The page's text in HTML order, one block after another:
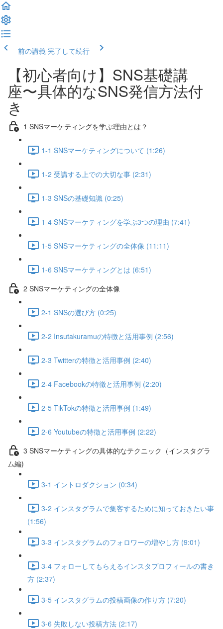
前の講義 完了して続行
【初心者向け】SNS基礎講
座〜具体的なSNS発信方法付
き
1 SNSマーケティングを学ぶ理由とは？
1-1 SNSマーケティングについて (1:26)
1-2 受講する上での大切な事 (2:31)
1-3 SNSの基礎知識 (0:25)
1-4 SNSマーケティングを学ぶ3つの理由 (7:41)
1-5 SNSマーケティングの全体像 (11:11)
1-6 SNSマーケティングとは (6:51)
2 SNSマーケティングの全体像
2-1 SNSの選び方 (0:25)
2-2 Insutakuramuの特徴と活用事例 (2:56)
2-3 Twitterの特徴と活用事例 (2:40)
2-4 Facebookの特徴と活用事例 (2:20)
2-5 TikTokの特徴と活用事例 (1:49)
2-6 Youtubeの特徴と活用事例 (2:22)
3 SNSマーケティングの具体的なテクニック（インスタグラ
ム編)
3-1 イントロダクション (0:34)
3-2 インスタグラムで集客するために知っておきたい事
(1:56)
3-3 インスタグラムのフォロワーの増やし方 (9:01)
3-4 フォローしてもらえるインスタプロフィールの書き
方 (2:37)
3-5 インスタグラムの投稿画像の作り方 (7:20)
3-6 失敗しない投稿方法 (2:17)